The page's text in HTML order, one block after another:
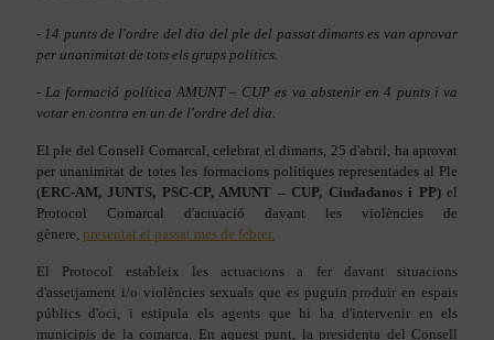
- 14 punts de l'ordre del dia del ple del passat dimarts es van aprovar
per unanimitat de tots els grups polítics.
- La formació política AMUNT – CUP es va abstenir en 4 punts i va
votar en contra en un de l'ordre del dia.
El ple del Consell Comarcal, celebrat el dimarts, 25 d'abril, ha aprovat
per unanimitat de totes les formacions polítiques representades al Ple
(ERC-AM, JUNTS, PSC-CP, AMUNT – CUP, Ciudadanos i PP)el
Protocol Comarcal d'actuació davant les violències de
gènere, presentat el passat mes de febrer.
El Protocol estableix les actuacions a fer davant situacions
d'assetjament i/o violències sexuals que es puguin produir en espais
públics d'oci, i estipula els agents que hi ha d'intervenir en els
municipis de la comarca. En aquest punt, la presidenta del Consell